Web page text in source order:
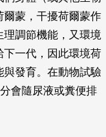
蒙，干擾荷爾蒙作
理調節機能，又環境
一代，因此環境荷
發育。在動物試驗
會隨尿液或糞便排